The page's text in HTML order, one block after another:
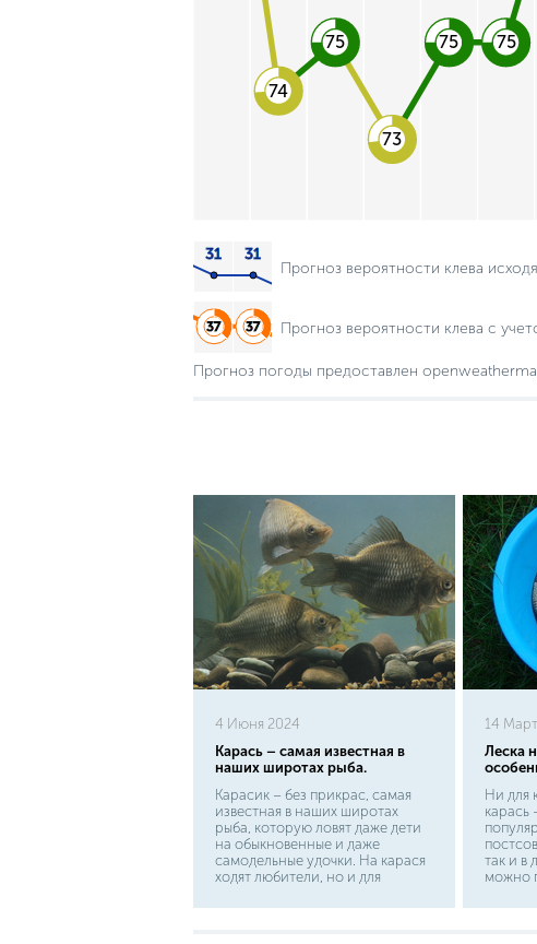
74
75
73
75 75
Прогноз вероятности клева
Прогноз вероятности клева с
Прогноз погоды предоставлен
4 Июня 2024
Карась – самая известная в
наших широтах рыба.
Карасик – без прикрас, самая
известная в наших широтах
рыба, которую ловят даже дети
на обыкновенные и даже
самодельные удочки. На карася
ходят любители, но и для
представляет определенную
14
Леска
Ни для
карась
так и в
можно
но